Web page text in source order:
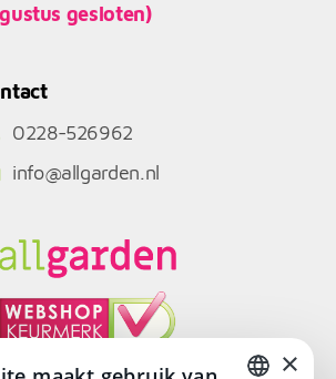
gesloten)
0228-526962
info@allgarden.nl
×